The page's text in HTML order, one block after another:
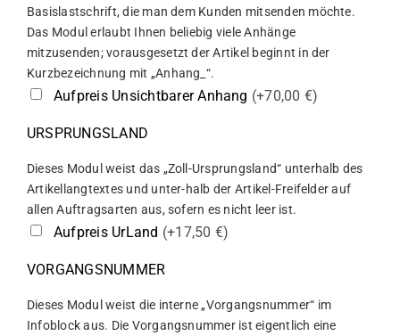
Basislastschrift, die man dem Kunden mitsenden möchte.
Das Modul erlaubt Ihnen beliebig viele Anhänge
mitzusenden; vorausgesetzt der Artikel beginnt in der
Kurzbezeichnung mit „Anhang_“.
Aufpreis Unsichtbarer Anhang (+70,00 €)
URSPRUNGSLAND
Dieses Modul weist das „Zoll-Ursprungsland“ unterhalb des
Artikellangtextes und unter-halb der Artikel-Freifelder auf
allen Auftragsarten aus, sofern es nicht leer ist.
Aufpreis UrLand (+17,50 €)
VORGANGSNUMMER
Dieses Modul weist die interne „Vorgangsnummer“ im
Infoblock aus. Die Vorgangsnummer ist eigentlich eine